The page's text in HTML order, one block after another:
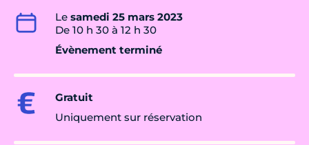
Le samedi 25 mars 2023
De 10 h 30 à 12 h 30
Évènement terminé
Gratuit
Uniquement sur réservation